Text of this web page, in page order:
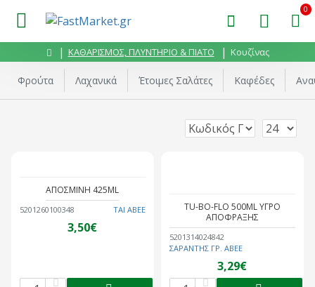
0
ΚΑΘΑΡΙΣΜΟΣ, ΠΛΥΝΤΗΡΙΟ & ΠΙΑΤΟ Κουζίνας
Φρούτα Λαχανικά Έτοιμες Σαλάτες Καφέδες
5201260100348 ΤΑΙ ΑΒΕΕ
ΑΠΟΣΜΙΝΗ 425ML
3,50€
5201314024842
ΣΑΡΑΝΤΗΣ ΓΡ. ΑΒΕΕ
TU-BO-FLO 500ML ΥΓΡΟ
ΑΠΟΦΡΑΞΗΣ
3,29€